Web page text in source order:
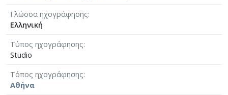
Γλώσσα ηχογράφησης
Ελληνική
Τύπος ηχογράφησης
Studio
Τόπος ηχογράφησης
Αθήνα